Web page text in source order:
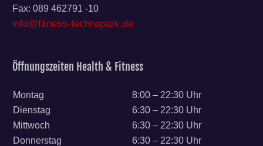
Fax: 089 462791 -10
info@fitness-technopark.de
Öffnungszeiten Health & Fitness
Montag
8:00 – 22:30 Uhr
Dienstag
6:30 – 22:30 Uhr
Mittwoch
6:30 – 22:30 Uhr
Donnerstag
6:30 – 22:30 Uhr